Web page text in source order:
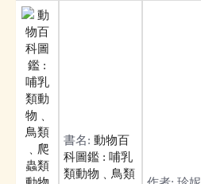
書名: 動物百
科圖鑑 : 哺乳
類動物﹑鳥類